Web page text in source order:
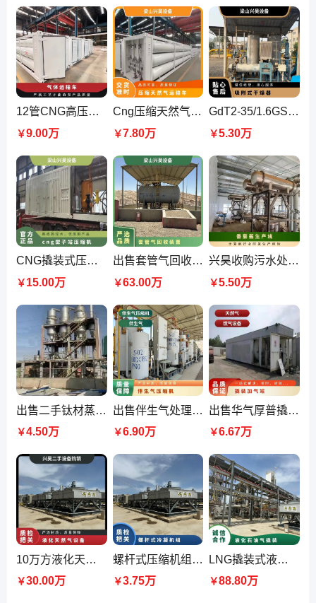
12管CNG高压气体运输车 扭矩1760mm 气密性实验压力20MPa 尼日利亚
￥9.00万
Cng压缩天然气撬车 CNG加气站设备 尼日利亚12管运输专用撬
￥7.80万
GdT2-35/1.6GS 型前置式天然气干燥器 工作压力范围0.8~1.6 MPa 调试
￥5.30万
CNG撬装式压缩机组 工作压力0.8Mpa 总功率172KW CPU控制柜
￥15.00万
出售套管气回收站 处理量6.4万方/天 再生气分离器 排液罐 安装调试
￥63.00万
兴昊收购污水处理设备 番茄酱生产线 免费拆除闲置机械 212KW
￥5.50万
出售二手钛材蒸发器 双效降膜蒸发效 连续旋转 立式装置
￥4.50万
出售伴生气处理装置设备 原料气脱水脱烃后进入干燥器加热器
￥6.90万
出售华气厚普撬装式LNG加气站设备 移动整体天然气站装置 兴昊
￥6.67万
10万方液化天然气撬装工厂 工艺特点 机组少 流程简单
￥30.00万
螺杆式压缩机组 进气压力0.445MPa 额定功率 900KW 容积流量 13960Nm³
￥3.75万
LNG撬装式液化工厂 主要技术指标 装置处理规模10万方 运行维护简便
￥88.80万